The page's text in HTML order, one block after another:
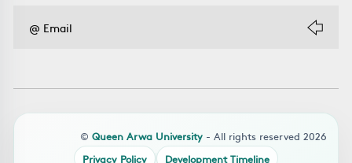
© Queen Arwa University - All rights reserved 2026
Privacy Policy
Development Timeline